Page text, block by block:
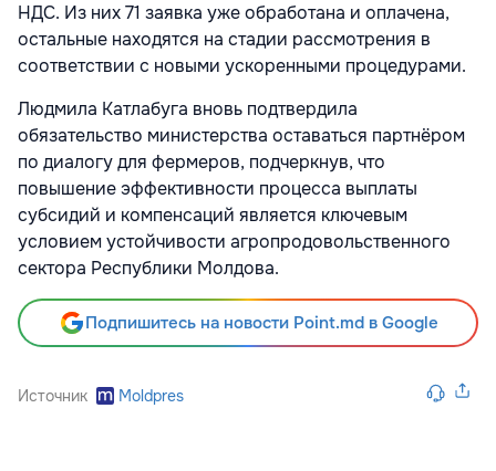
НДС. Из них 71 заявка уже обработана и оплачена,
остальные находятся на стадии рассмотрения в
соответствии с новыми ускоренными процедурами.
Людмила Катлабуга вновь подтвердила
обязательство министерства оставаться партнёром
по диалогу для фермеров, подчеркнув, что
повышение эффективности процесса выплаты
субсидий и компенсаций является ключевым
условием устойчивости агропродовольственного
сектора Республики Молдова.
Подпишитесь на новости Point.md в Google
Источник Moldpres